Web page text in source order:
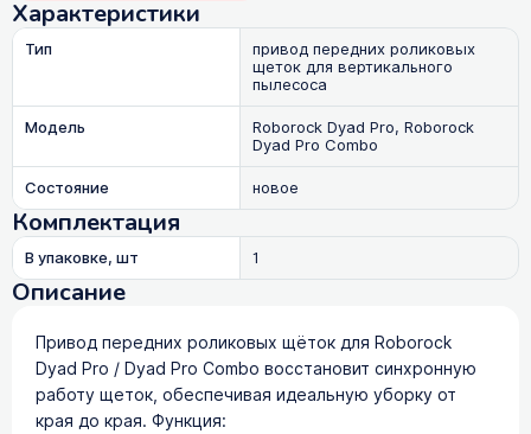
Характеристики
Тип привод передних роликовых
щеток для вертикального
пылесоса
Модель
Roborock Dyad Pro, Roborock
Dyad Pro Combo
Состояние
новое
Комплектация
В упаковке, шт 1
Описание
Привод передних роликовых щёток для Roborock
Dyad Pro / Dyad Pro Combo восстановит синхронную
работу щеток, обеспечивая идеальную уборку от
края до края. Функция: